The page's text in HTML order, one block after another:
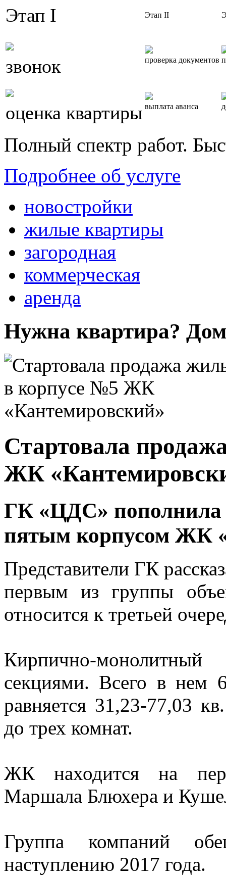
Этап I
Этап II
звонок проверка документов
оценка квартиры выплата аванса
Полный спектр работ.
Подробнее об услуге
новостройки
жилые квартиры
загородная
коммерческая
аренда
Нужна квартира?
Стартовала
ЖК
ГК «ЦДС»
пятым корпусом ЖК
Представители ГК
первым из группы
относится к третьей
Кирпично-
секциями. Всего в нем
равняется 31,23-77,03
до трех комнат.
ЖК находится на
Маршала Блюхера и
Группа компаний
наступлению 2017 года.